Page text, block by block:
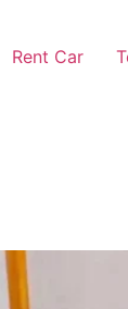
Rent Car